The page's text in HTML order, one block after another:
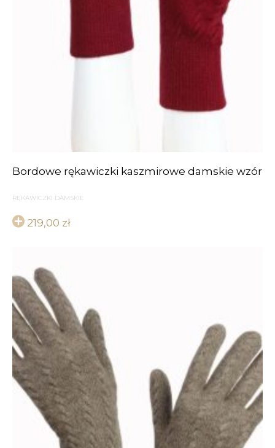
Bordowe rękawiczki kaszmirowe damskie wzór
RĘKAWICZKI DAMSKIE
219,00 zł